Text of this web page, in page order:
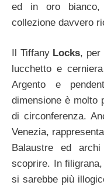
ed in oro bianco,
collezione davvero
Il Tiffany Locks, per
lucchetto e
Argento e
dimensione è molto
di circonferenza.
Venezia,
Balaustre ed
scoprire. In
si sarebbe più